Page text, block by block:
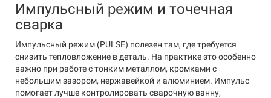
Импульсный режим и точечная
сварка
Импульсный режим (PULSE) полезен там, где требуется
снизить тепловложение в деталь. На практике это особенно
важно при работе с тонким металлом, кромками с
небольшим зазором, нержавейкой и алюминием. Импульс
помогает лучше контролировать сварочную ванну,